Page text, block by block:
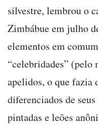
silvestre, lembrou o
Zimbábue em julho
elementos em
“celebridades” (pelo
apelidos, o que fazia
diferenciados de
pintadas e leões